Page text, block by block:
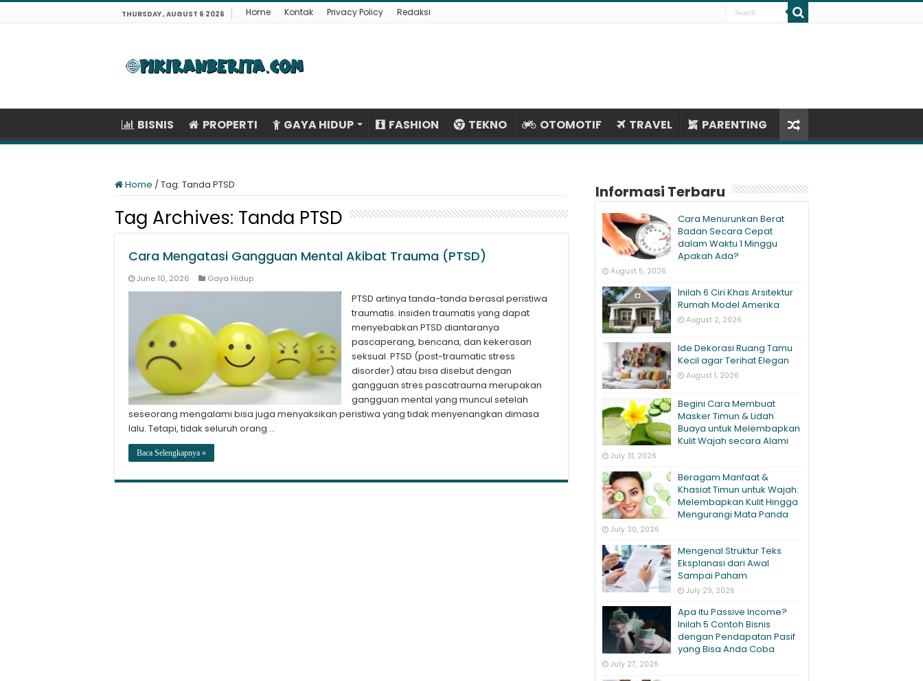
THURSDAY , AUGUST 6 2026 Home Kontak Privacy Policy Redaksi
BISNIS PROPERTI GAYA HIDUP FASHION TEKNO OTOMOTIF TRAVEL PARENTING
Home /Tag: Tanda PTSD
Tag Archives: Tanda PTSD
Cara Mengatasi Gangguan Mental Akibat Trauma (PTSD)
June 10, 2026 Gaya Hidup
PTSD artinya tanda-tanda berasal peristiwa
traumatis. insiden traumatis yang dapat
menyebabkan PTSD diantaranya
pascaperang, bencana, dan kekerasan
seksual. PTSD (post-traumatic stress
disorder) atau bisa disebut dengan
gangguan stres pascatrauma merupakan
gangguan mental yang muncul setelah
seseorang mengalami bisa juga menyaksikan peristiwa yang tidak menyenangkan dimasa
lalu. Tetapi, tidak seluruh orang …
Baca Selengkapnya »
Informasi Terbaru
Cara Menurunkan Berat
Badan Secara Cepat
dalam Waktu 1 Minggu
Apakah Ada?
August 5, 2026
Inilah 6 Ciri Khas Arsitektur
Rumah Model Amerika
August 2, 2026
Ide Dekorasi Ruang Tamu
Kecil agar Terihat Elegan
August 1, 2026
Begini Cara Membuat
Masker Timun & Lidah
Buaya untuk Melembapkan
Kulit Wajah secara Alami
July 31, 2026
Beragam Manfaat &
Khasiat Timun untuk Wajah:
Melembapkan Kulit Hingga
Mengurangi Mata Panda
July 30, 2026
Mengenal Struktur Teks
Eksplanasi dari Awal
Sampai Paham
July 29, 2026
Apa itu Passive Income?
Inilah 5 Contoh Bisnis
dengan Pendapatan Pasif
yang Bisa Anda Coba
July 27, 2026